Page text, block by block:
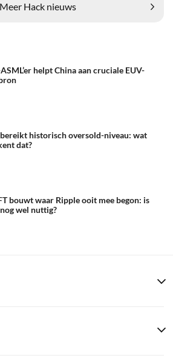
Meer Hack nieuws
helpt China aan cruciale EUV-
historisch oversold-niveau: wat
dat?
bouwt waar Ripple ooit mee begon: is
wel nuttig?